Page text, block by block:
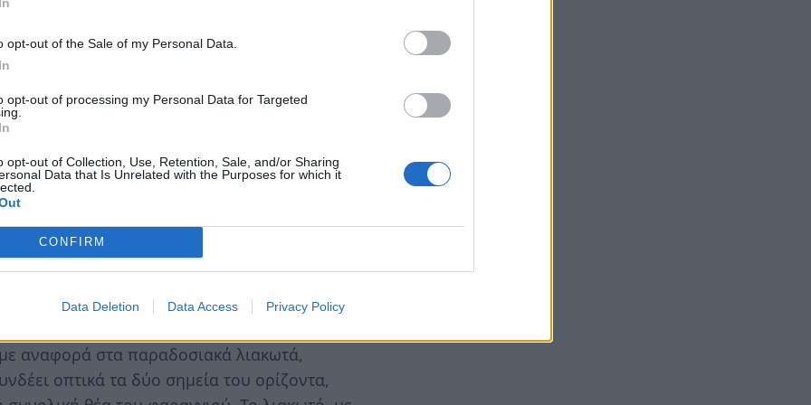
opt-out of the Sale of my Personal Data.
opt-out of processing my Personal Data for Targeted
opt-out of Collection, Use, Retention, Sale, and/or Sharing
Data that Is Unrelated with the Purposes for which it
CONFIRM
Data Deletion Data Access Privacy Policy
σχεδιασμός της κατοικίας. Οπως εξηγεί
ήθελε ένα χειμερινό καταφύγιο με
άλλοτε μόνος και άλλοτε με την
με τρία διακριτά τμήματα που
(η είσοδος του σπιτιού), «το
και «τα δωμάτια» (ο χώρος των δύο
αιωρείται πάνω από την παλιά αυλή.
αναφορά στα παραδοσιακά λιακωτά,
οπτικά τα δύο σημεία του ορίζοντα,